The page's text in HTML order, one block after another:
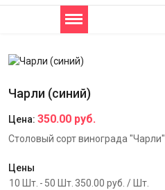
Чарли (синий)
Цена: 350.00 руб.
Столовый сорт винограда "Чарли"
Цены
10 Шт. - 50 Шт. 350.00 руб. / Шт.